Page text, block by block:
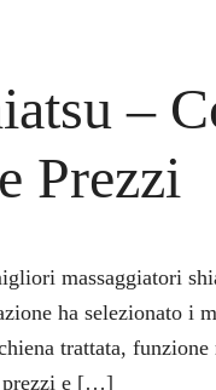
–
Prezzi
massaggiatori
ha selezionato i
trattata,
prezzi e […]